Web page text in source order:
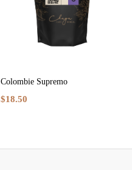
Colombie Supremo
$18.50